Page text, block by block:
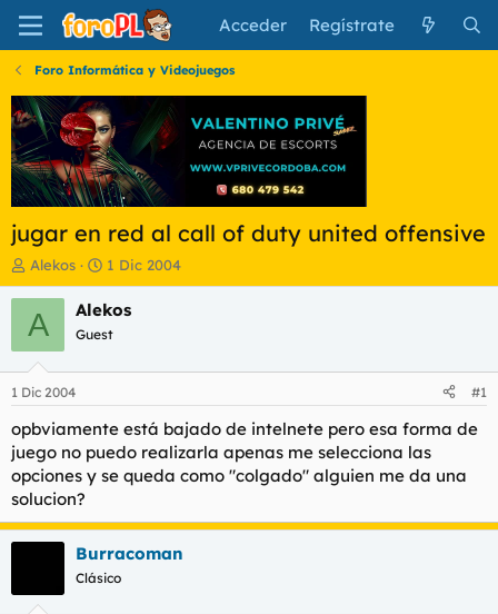
Acceder Regístrate
Foro Informática y Videojuegos
jugar en red al call of duty united offensive
I
n
i
c
a
d
o
r
e
l
t
e
m
Alekos
F
e
c
a
i
n
c
i
1 Dic 2004
A Alekos
Guest
1 Dic 2004 #1
opbviamente está bajado de intelnete pero esa forma de
juego no puedo realizarla apenas me selecciona las
opciones y se queda como "colgado" alguien me da una
solucion?
Burracoman
Clásico